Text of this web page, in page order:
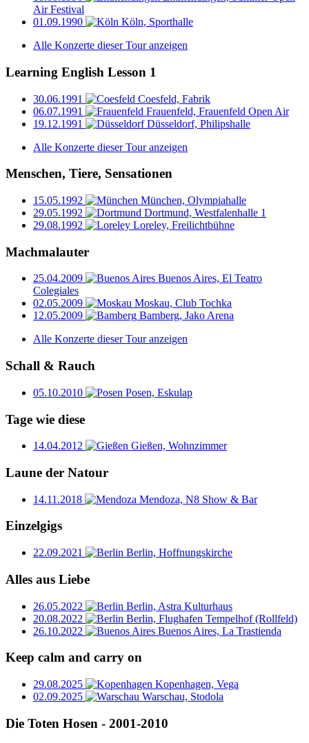
Air Festival
01.09.1990
Köln, Sporthalle
Alle Konzerte dieser Tour anzeigen
Learning English Lesson 1
30.06.1991
Coesfeld, Fabrik
06.07.1991
Frauenfeld, Frauenfeld Open Air
19.12.1991
Düsseldorf, Philipshalle
Alle Konzerte dieser Tour anzeigen
Menschen, Tiere, Sensationen
15.05.1992
München, Olympiahalle
29.05.1992
Dortmund, Westfalenhalle 1
29.08.1992
Loreley, Freilichtbühne
Machmalauter
25.04.2009
Buenos Aires, El Teatro
Colegiales
02.05.2009
Moskau, Club Tochka
12.05.2009
Bamberg, Jako Arena
Alle Konzerte dieser Tour anzeigen
Schall & Rauch
05.10.2010 Posen, Eskulap
Tage wie diese
14.04.2012 Gießen, Wohnzimmer
Laune der Natour
14.11.2018 Mendoza, N8 Show & Bar
Einzelgigs
22.09.2021 Berlin, Hoffnungskirche
Alles aus Liebe
26.05.2022
Berlin, Astra Kulturhaus
20.08.2022
Berlin, Flughafen Tempelhof (Rollfeld)
26.10.2022
Buenos Aires, La Trastienda
Keep calm and carry on
29.08.2025
Kopenhagen, Vega
02.09.2025
Warschau, Stodola
Die Toten Hosen - 2001-2010